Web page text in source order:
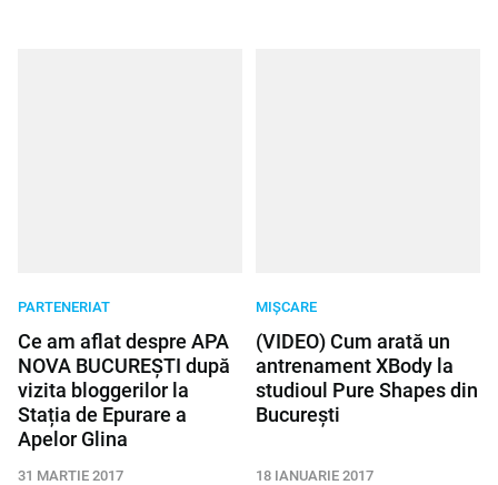
PARTENERIAT
Ce am aflat despre APA
NOVA BUCUREȘTI după
vizita bloggerilor la
Stația de Epurare a
Apelor Glina
31 MARTIE 2017
MIȘCARE
(VIDEO) Cum arată un
antrenament XBody la
studioul Pure Shapes din
București
18 IANUARIE 2017